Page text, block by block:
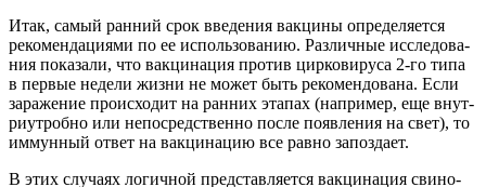
Итак, самый ран­ний срок вве­де­ния вак­ци­ны опре­де­ля­ет­ся
реко­мен­да­ци­я­ми по ее исполь­зо­ва­нию. Раз­лич­ные иссле­до­ва­
ния пока­за­ли, что вак­ци­на­ция про­тив цир­ко­ви­ру­са 2‑го типа
в пер­вые неде­ли жиз­ни не может быть реко­мен­до­ва­на. Если
зара­же­ние про­ис­хо­дит на ран­них эта­пах (напри­мер, еще внут­
ри­утроб­но или непо­сред­ствен­но после появ­ле­ния на свет), то
иммун­ный ответ на вак­ци­на­цию все рав­но запоздает.
В этих слу­ча­ях логич­ной пред­став­ля­ет­ся вак­ци­на­ция сви­но­